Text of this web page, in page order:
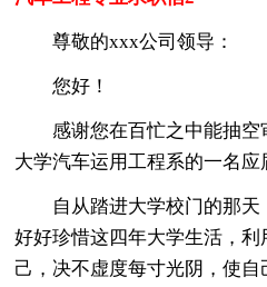
尊敬的xxx公司领导：
您好！
感谢您在百忙之中能抽
大学汽车运用工程系的一名应
自从踏进大学校门的那
好好珍惜这四年大学生活，
己，决不虚度每寸光阴，使